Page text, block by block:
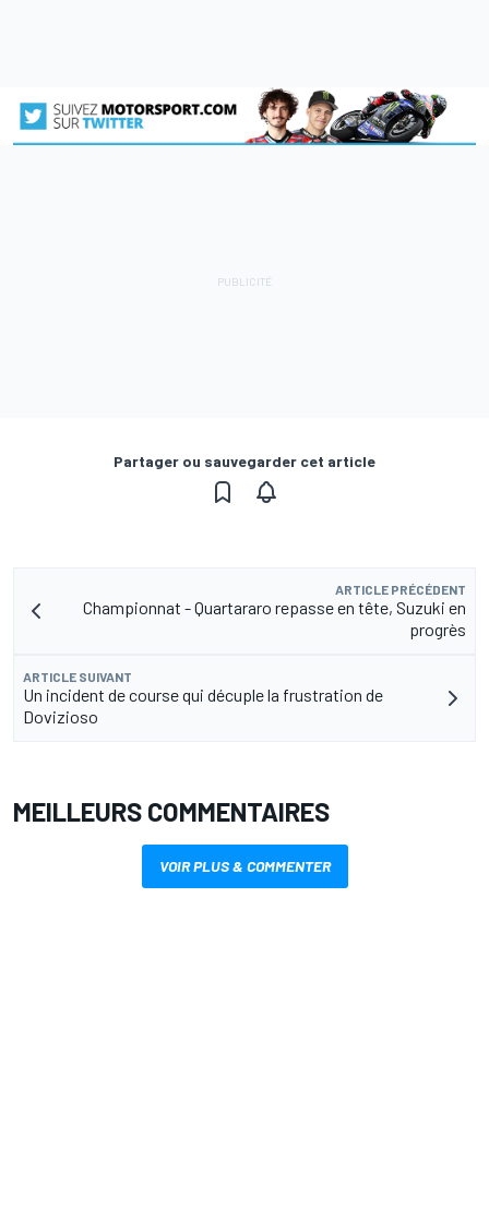
Partager ou sauvegarder cet article
ARTICLE PRÉCÉDENT
Championnat - Quartararo repasse en tête, Suzuki en
progrès
ARTICLE SUIVANT
Un incident de course qui décuple la frustration de
Dovizioso
MEILLEURS COMMENTAIRES
VOIR PLUS & COMMENTER